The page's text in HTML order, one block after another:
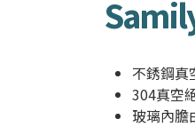
不銹鋼真
304真空
玻璃內膽